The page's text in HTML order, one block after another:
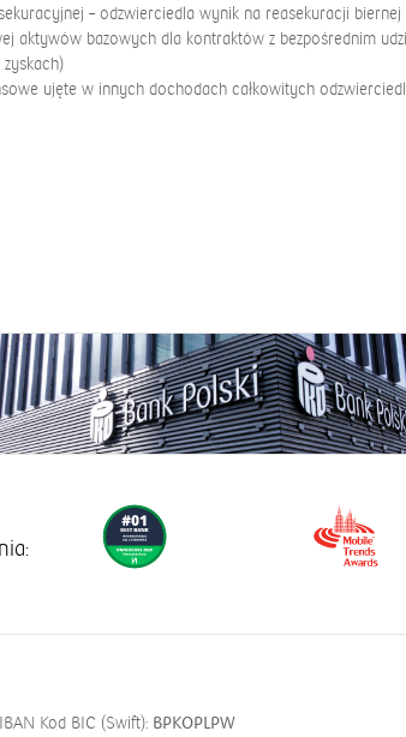
– odzwierciedla wynik na reasekuracji biernej
aktywów bazowych dla kontraktów z bezpośrednim
zyskach)
ujęte w innych dochodach całkowitych
IBAN Kod BIC (Swift): BPKOPLPW